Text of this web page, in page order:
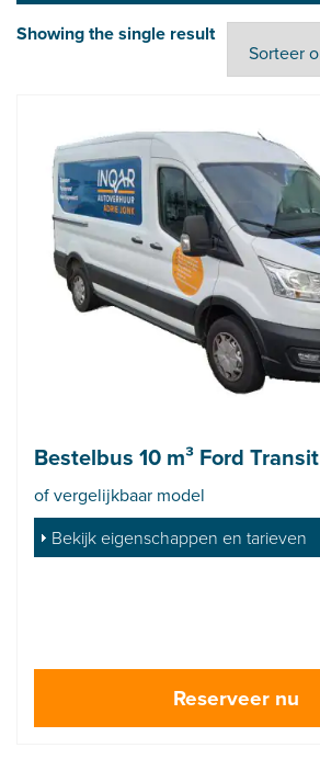
Showing the single result
Bestelbus 10 m³ Ford Transit
of vergelijkbaar model
Bekijk eigenschappen en tarieven
Reserveer nu